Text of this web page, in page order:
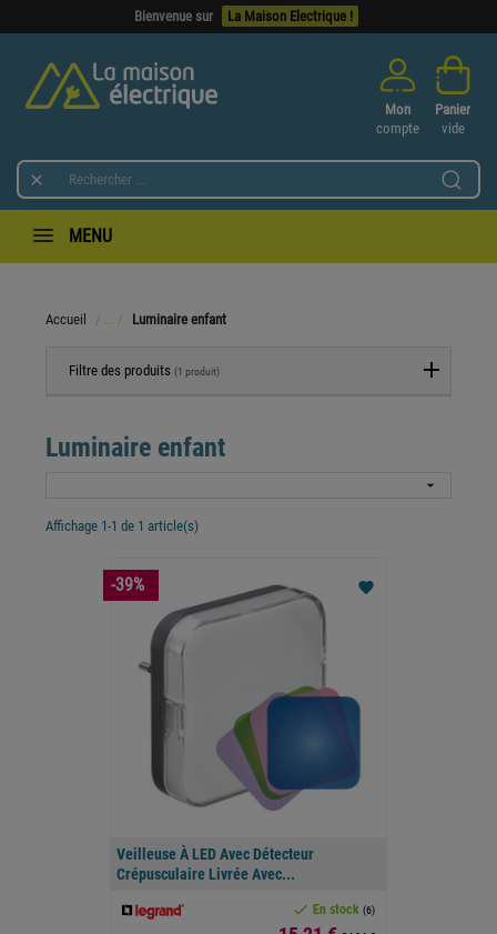
Bienvenue sur La Maison Electrique !

Mon
compte
Panier
vide
MENU
Accueil Luminaire enfant
Filtre des produits (1 produit)
Luminaire enfant

Affichage 1-1 de 1 article(s)
Veilleuse À LED Avec Détecteur
Crépusculaire Livrée Avec...
 En stock (6)
favorite
-39%